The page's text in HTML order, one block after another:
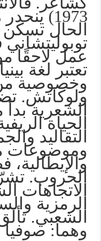
1973)
الحال
عمل لاحقًا
تعتبر لغة
وخصوصية
ولوكاتش.
الحياة
التقاليد
وموضوعات
الحروب.
الاتجاهات
الرمزية
الشعبي.
وهما: صوفيا 1941، ورماد 1942.